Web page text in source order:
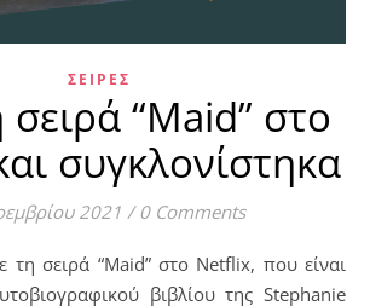
ΣΕΙΡΈΣ
σειρά “Maid” στο
συγκλονίστηκα
2021 / 0 Comments
βιβλίου της Stephanie